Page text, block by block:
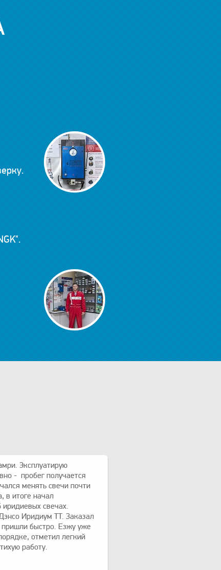
Эксплуатирую
- пробег получается
менять свечи почти
в итоге начал
свечах.
Иридиум TT. Заказал
пришли быстро. Езжу уже
отметил легкий
работу.